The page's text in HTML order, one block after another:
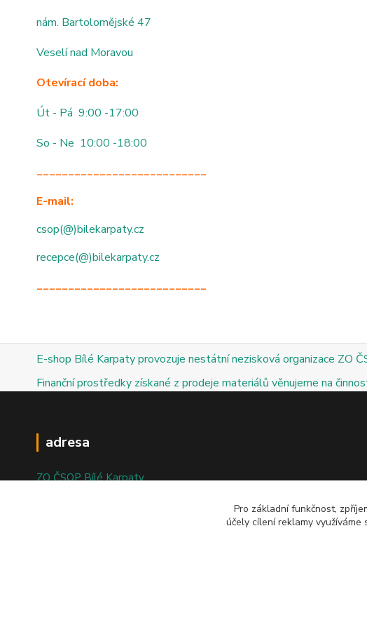
nám. Bartolomějské 47
Veselí nad Moravou
Otevírací doba:
Út - Pá 9:00 -17:00
So - Ne 10:00 -18:00
___________________________
E-mail:
csop(@)bilekarpaty.cz
recepce(@)bilekarpaty.cz
___________________________
E-shop Bílé Karpaty provozuje nestátní nezisková organizace ZO
Finanční prostředky získané z prodeje materiálů věnujeme na
adresa
ZO ČSOP Bílé Karpaty
Pro základní funkčnost,
účely cílení reklamy